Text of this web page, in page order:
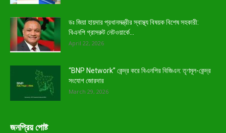
ডঃ জিয়া হায়দার প্রধানমন্ত্রীর স্বাস্থ্য বিষয়ক বিশেষ সহকারী:
বিএনপি গ্রাসরুট নেটওয়ার্কে...
April 22, 2026
“BNP Network” কেন্দ্র করে বিএনপির বিজিএন: তৃণমূল-কেন্দ্র
সংযোগ জোরদার
March 29, 2026
জনপ্রিয় পোষ্ট